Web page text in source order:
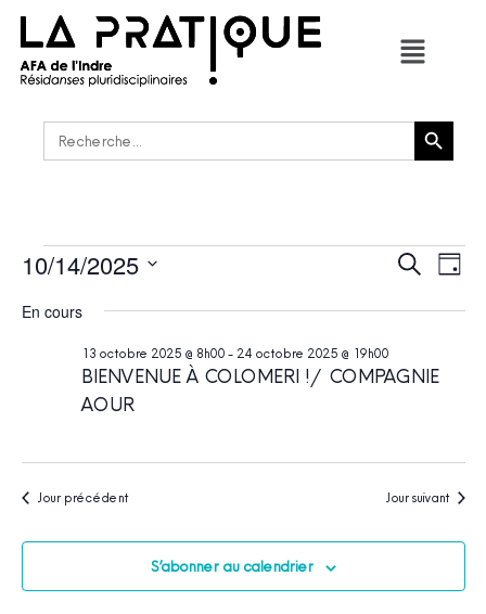
Rechercher : Bouton de recherche
VUES
Recherche
de
Jour
10/14/2025
une
En cours
BIENVENUE À COLOMERI ! / COMPAGNIE
AOUR
13 octobre 2025 @ 8h00- 24 octobre 2025 @ 19h00
Jour précédent Jour suivant
S’abonner au calendrier